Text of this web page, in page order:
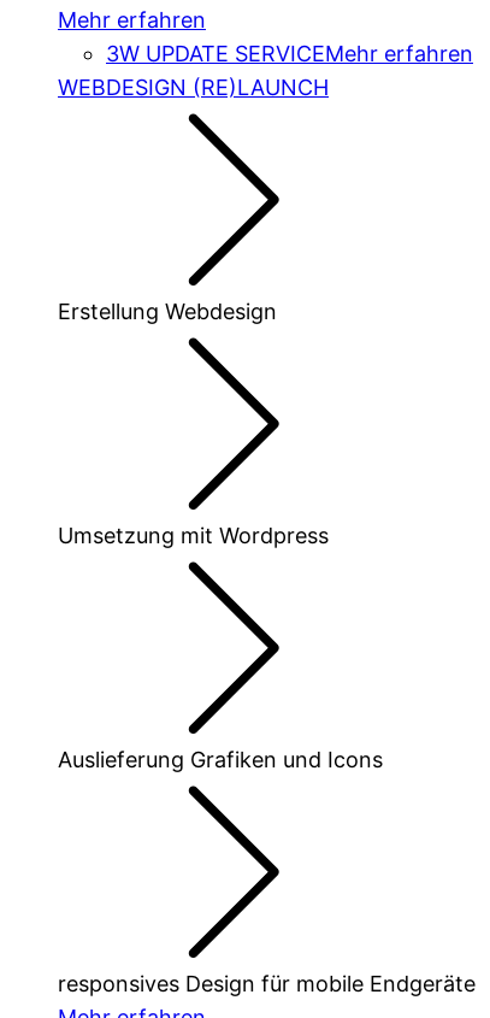
Mehr erfahren
3W UPDATE SERVICEMehr erfahren
WEBDESIGN (RE)LAUNCH
Erstellung Webdesign
Umsetzung mit Wordpress
Auslieferung Grafiken und Icons
responsives Design für mobile Endgeräte